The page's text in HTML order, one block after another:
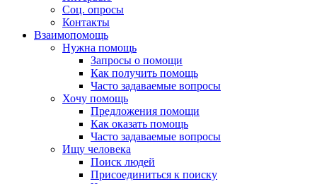
Соц. опросы
Контакты
Взаимопомощь
Нужна помощь
Запросы о помощи
Как получить помощь
Часто задаваемые вопросы
Хочу помощь
Предложения помощи
Как оказать помощь
Часто задаваемые вопросы
Ищу человека
Поиск людей
Присоединиться к поиску